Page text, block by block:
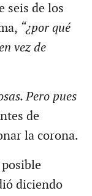
seis de los
“¿por qué
vez de
Pero pues
de
la corona.
diciendo